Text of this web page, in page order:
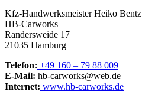
Kfz-Handwerksmeister Heiko Bentz
HB-Carworks
Randersweide 17
21035 Hamburg
Telefon: +49 160 – 79 88 009
E-Mail: hb-carworks@web.de
Internet: www.hb-carworks.de